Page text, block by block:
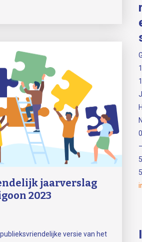
jaarverslag
2023
versie van het
I